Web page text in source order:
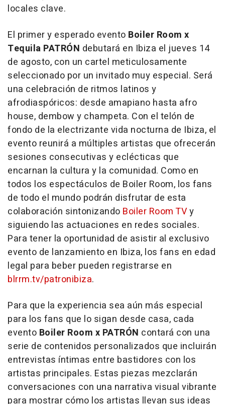
locales clave.
El primer y esperado evento Boiler Room x
Tequila PATRÓN debutará en Ibiza el jueves 14
de agosto, con un cartel meticulosamente
seleccionado por un invitado muy especial. Será
una celebración de ritmos latinos y
afrodiaspóricos: desde amapiano hasta afro
house, dembow y champeta. Con el telón de
fondo de la electrizante vida nocturna de Ibiza, el
evento reunirá a múltiples artistas que ofrecerán
sesiones consecutivas y eclécticas que
encarnan la cultura y la comunidad. Como en
todos los espectáculos de Boiler Room, los fans
de todo el mundo podrán disfrutar de esta
colaboración sintonizando Boiler Room TVy
siguiendo las actuaciones en redes sociales.
Para tener la oportunidad de asistir al exclusivo
evento de lanzamiento en Ibiza, los fans en edad
legal para beber pueden registrarse en
blrrm.tv/patronibiza.
Para que la experiencia sea aún más especial
para los fans que lo sigan desde casa, cada
evento Boiler Room x PATRÓN contará con una
serie de contenidos personalizados que incluirán
entrevistas íntimas entre bastidores con los
artistas principales. Estas piezas mezclarán
conversaciones con una narrativa visual vibrante
para mostrar cómo los artistas llevan sus ideas